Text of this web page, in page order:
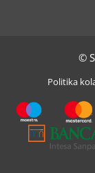
©
Politika